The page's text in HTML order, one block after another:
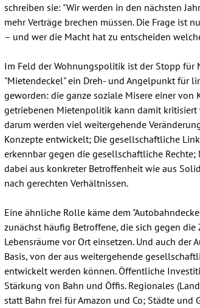
schreiben sie: "Wir werden in den nächsten
mehr Verträge brechen müssen. Die Frage ist
– und wer die Macht hat zu entscheiden
Im Feld der Wohnungspolitik ist der Stopp für
"Mietendeckel" ein Dreh- und Angelpunkt für
geworden: die ganze soziale Misere einer von
getriebenen Mietenpolitik kann damit kritisiert
darum werden viel weitergehende
Konzepte entwickelt; Die gesellschaftliche
erkennbar gegen die gesellschaftliche
dabei aus konkreter Betroffenheit wie aus
nach gerechten Verhältnissen.
Eine ähnliche Rolle käme dem
zunächst häufig Betroffene, die sich gegen die
Lebensräume vor Ort einsetzen. Und auch der
Basis, von der aus weitergehende
entwickelt werden können. Öffentliche
Stärkung von Bahn und Öffis. Regionales
statt Bahn frei für Amazon und Co; Städte und